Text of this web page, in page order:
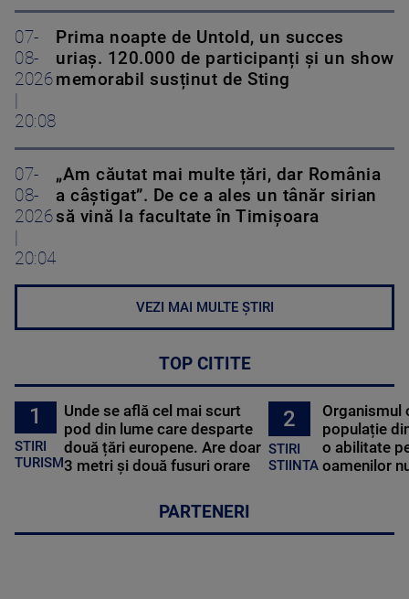
07-
08-
2026
20:08
Prima noapte de Untold, un succes
uriaș. 120.000 de participanți și un show
memorabil susținut de Sting
07-
08-
2026
20:04
„Am căutat mai multe țări, dar România
a câștigat”. De ce a ales un tânăr sirian
să vină la facultate în Timișoara
VEZI MAI MULTE ȘTIRI
TOP CITITE
1
STIRI
TURISM
Unde se află cel mai scurt
pod din lume care desparte
două țări europene. Are doar
3 metri și două fusuri orare
2
STIRI
STIINTA
Organismul
populație
o abilitate
oamenilor
PARTENERI